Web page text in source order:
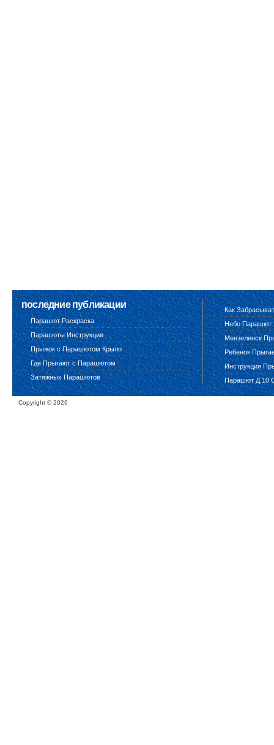
последние публикации
Парашют Раскраска
Парашюты Инструкции
Прыжок с Парашютом Крыло
Где Прыгают с Парашютом
Затяжных Парашютов
Как
Небо Парашют
Мензелинск
Ребенок
Инструкция
Парашют Д 10
Copyright ©2026